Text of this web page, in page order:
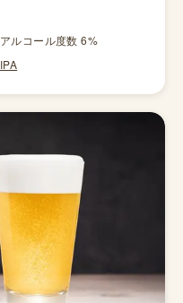
アルコール度数 6%
IPA